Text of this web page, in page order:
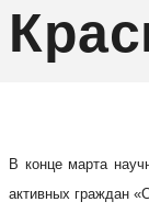
В конце марта
активных граждан